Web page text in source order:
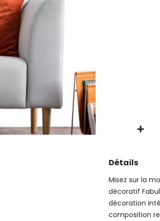
Détails
Misez sur la
décoratif
décoration
composition